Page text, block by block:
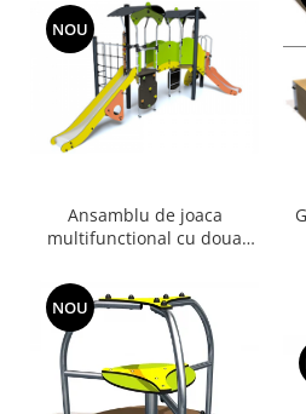
NOU
Ansamblu de joaca
multifunctional cu doua
NOU